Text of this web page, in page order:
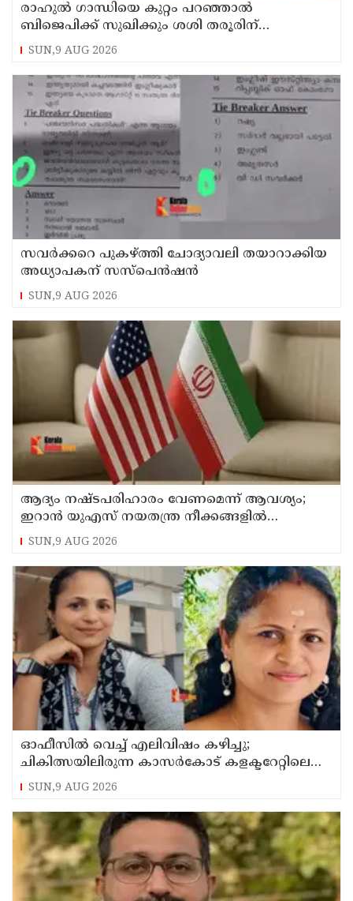
രാഹുല്‍ ഗാന്ധിയെ കുറ്റം പറഞ്ഞാല്‍
ബിജെപിക്ക് സുഖിക്കും ശശി തരൂരിന്
മറുപടിയുമായി കെ സി വേണുഗോപാല്‍
SUN,9 AUG 2026
സവര്‍ക്കറെ പുകഴ്ത്തി ചോദ്യാവലി തയാറാക്കിയ
അധ്യാപകന് സസ്‌പെന്‍ഷന്‍
SUN,9 AUG 2026
ആദ്യം നഷ്ടപരിഹാരം വേണമെന്ന് ആവശ്യം;
ഇറാന്‍ യുഎസ് നയതന്ത്ര നീക്കങ്ങളില്‍
അനിശ്ചിതത്വം
SUN,9 AUG 2026
ഓഫീസില്‍ വെച്ച് എലിവിഷം കഴിച്ചു;
ചികിത്സയിലിരുന്ന കാസര്‍കോട് കളക്ടറേറ്റിലെ
സീനിയര്‍ ക്ലര്‍ക്ക് മരിച്ചു
SUN,9 AUG 2026